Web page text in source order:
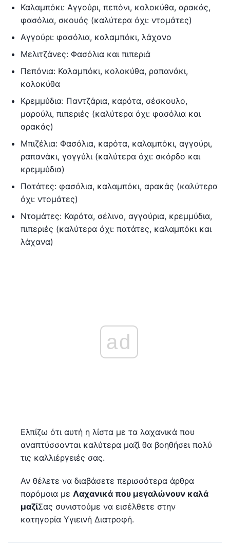
Καλαμπόκι: Αγγούρι, πεπόνι, κολοκύθα, αρακάς,
φασόλια, σκουός (καλύτερα όχι: ντομάτες)
Αγγούρι: φασόλια, καλαμπόκι, λάχανο
Μελιτζάνες: Φασόλια και πιπεριά
Πεπόνια: Καλαμπόκι, κολοκύθα, ραπανάκι,
κολοκύθα
Κρεμμύδια: Παντζάρια, καρότα, σέσκουλο,
μαρούλι, πιπεριές (καλύτερα όχι: φασόλια και
αρακάς)
Μπιζέλια: Φασόλια, καρότα, καλαμπόκι, αγγούρι,
ραπανάκι, γογγύλι (καλύτερα όχι: σκόρδο και
κρεμμύδια)
Πατάτες: φασόλια, καλαμπόκι, αρακάς (καλύτερα
όχι: ντομάτες)
Ντομάτες: Καρότα, σέλινο, αγγούρια, κρεμμύδια,
πιπεριές (καλύτερα όχι: πατάτες, καλαμπόκι και
λάχανα)
ad
Ελπίζω ότι αυτή η λίστα με τα λαχανικά που
αναπτύσσονται καλύτερα μαζί θα βοηθήσει πολύ
τις καλλιέργειές σας.
Αν θέλετε να διαβάσετε περισσότερα άρθρα
παρόμοια με Λαχανικά που μεγαλώνουν καλά
μαζίΣας συνιστούμε να εισέλθετε στην
κατηγορία Υγιεινή Διατροφή.